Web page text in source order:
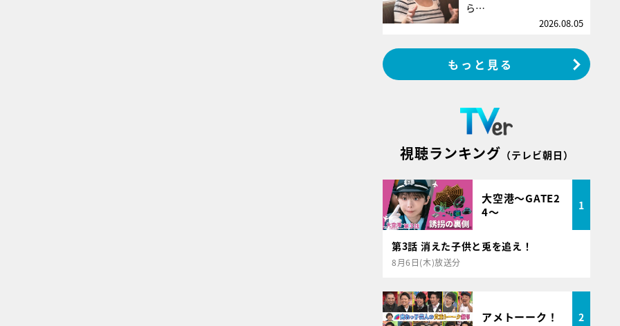
ら…
2026.08.05
もっと見る
視聴ランキング （テレビ朝日）
大空港～GATE2
4～
1
第3話 消えた子供と兎を追え！
8月6日(木)放送分
アメトーーク！ 2